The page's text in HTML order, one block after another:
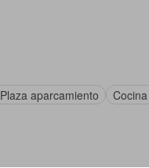
Plaza aparcamiento